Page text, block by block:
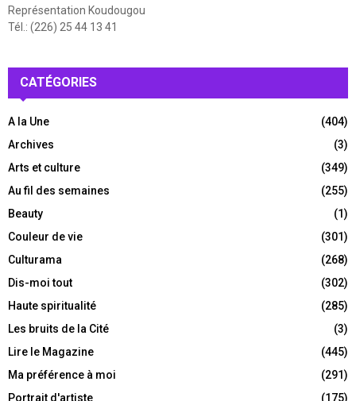
Représentation Koudougou
Tél.: (226) 25 44 13 41
CATÉGORIES
A la Une
(404)
Archives
(3)
Arts et culture
(349)
Au fil des semaines
(255)
Beauty
(1)
Couleur de vie
(301)
Culturama
(268)
Dis-moi tout
(302)
Haute spiritualité
(285)
Les bruits de la Cité
(3)
Lire le Magazine
(445)
Ma préférence à moi
(291)
Portrait d'artiste
(175)